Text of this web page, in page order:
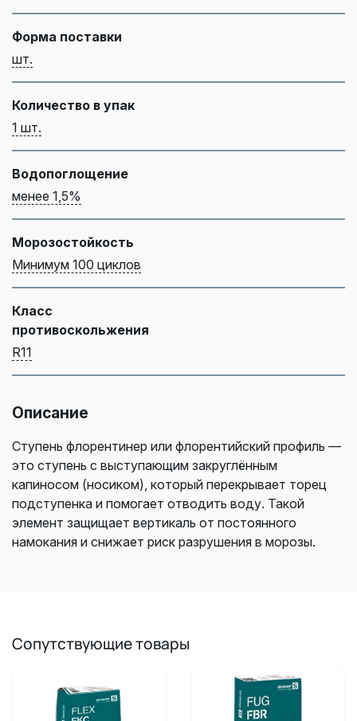
Форма поставки
шт.
Количество в упак
1 шт.
Водопоглощение
менее 1,5%
Морозостойкость
Минимум 100 циклов
Класс
противоскольжения
R11
Описание
Ступень флорентинер или флорентийский профиль —
это ступень с выступающим закруглённым
капиносом (носиком), который перекрывает торец
подступенка и помогает отводить воду. Такой
элемент защищает вертикаль от постоянного
намокания и снижает риск разрушения в морозы.
Сопутствующие товары